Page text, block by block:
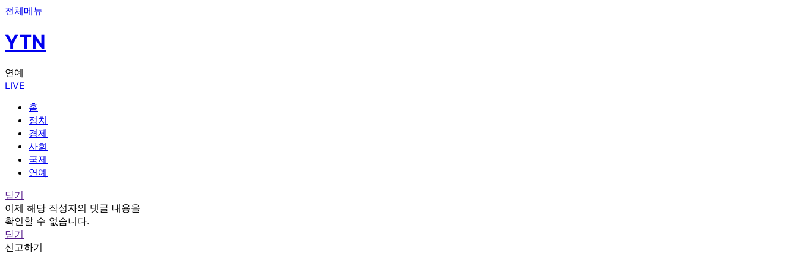
전체메뉴
YTN
연예
LIVE
홈
정치
경제
사회
국제
연예
닫기
이제 해당 작성자의 댓글 내용을
확인할 수 없습니다.
닫기
신고하기